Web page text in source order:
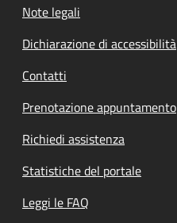
Note legali
Dichiarazione di accessibilità
Contatti
Prenotazione appuntamento
Richiedi assistenza
Statistiche del portale
Leggi le FAQ